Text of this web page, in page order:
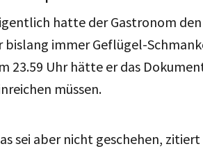
hatte der Gastronom
bislang immer Geflügel-
23.59 Uhr hätte er das
müssen.
sei aber nicht geschehen,